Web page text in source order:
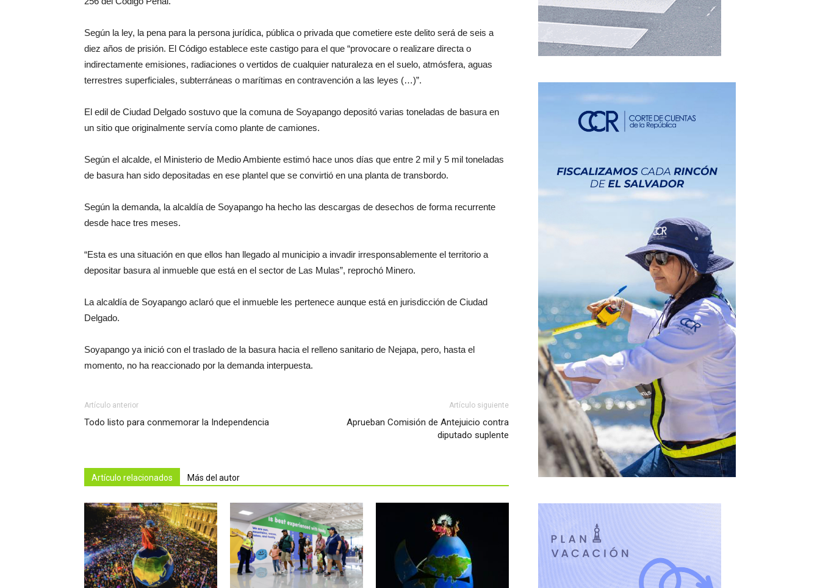
Según la ley, la pena para la persona jurídica, pública o privada que cometiere este delito será de seis a
diez años de prisión. El Código establece este castigo para el que “provocare o realizare directa o
indirectamente emisiones, radiaciones o vertidos de cualquier naturaleza en el suelo, atmósfera, aguas
terrestres superficiales, subterráneas o marítimas en contravención a las leyes (…)”.
El edil de Ciudad Delgado sostuvo que la comuna de Soyapango depositó varias toneladas de basura en
un sitio que originalmente servía como plante de camiones.
Según el alcalde, el Ministerio de Medio Ambiente estimó hace unos días que entre 2 mil y 5 mil toneladas
de basura han sido depositadas en ese plantel que se convirtió en una planta de transbordo.
Según la demanda, la alcaldía de Soyapango ha hecho las descargas de desechos de forma recurrente
desde hace tres meses.
“Esta es una situación en que ellos han llegado al municipio a invadir irresponsablemente el territorio a
depositar basura al inmueble que está en el sector de Las Mulas”, reprochó Minero.
La alcaldía de Soyapango aclaró que el inmueble les pertenece aunque está en jurisdicción de Ciudad
Delgado.
Soyapango ya inició con el traslado de la basura hacia el relleno sanitario de Nejapa, pero, hasta el
momento, no ha reaccionado por la demanda interpuesta.
Artículo anterior
Todo listo para conmemorar la Independencia
Artículo siguiente
Aprueban Comisión de Antejuicio contra
diputado suplente
Artículo relacionados Más del autor